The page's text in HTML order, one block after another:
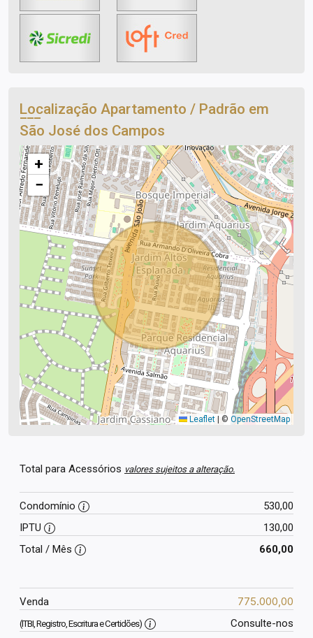
Localização Apartamento / Padrão em
São José dos Campos
+
−
Leaflet © OpenStreetMap
Total para Acessórios valores sujeitos a alteração.
Condomínio
530,00
IPTU
130,00
Total / Mês
660,00
Venda 775.000,00
(ITBI, Registro, Escritura e Certidões)
Consulte-nos